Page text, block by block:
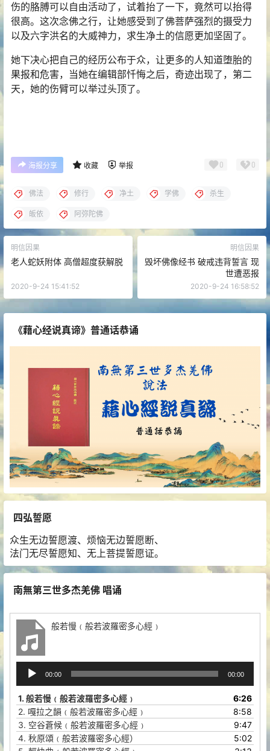
伤的胳膊可以自由活动了，试着抬了一下，竟然可以抬得
很高。这次念佛之行，让她感受到了佛菩萨强烈的摄受力
以及六字洪名的大威神力，求生净土的信愿更加坚固了。
她下决心把自己的经历公布于众，让更多的人知道堕胎的
果报和危害，当她在编辑部忏悔之后，奇迹出现了，第二
天，她的伤臂可以举过头顶了。
海报分享 收藏 举报 0 0
佛法 修行 净土 学佛 杀生
皈依 阿弥陀佛
明信因果
老人蛇妖附体 高僧超度获解脱
2020-9-24 15:41:52
明信因果
毁坏佛像经书 破戒违背誓言 现
世遭恶报
2020-9-24 16:58:52
《藉心经说真谛》普通话恭诵
四弘誓愿
众生无边誓愿渡、烦恼无边誓愿断、
法门无尽誓愿知、无上菩提誓愿证。
南無第三世多杰羌佛 唱诵
般若慢﹙般若波羅密多心經﹚
播
放
器
00:00 00:00
1. 般若慢﹙般若波羅密多心經﹚
6:26
2. 嘎拉之韻﹙般若波羅密多心經﹚
8:58
3. 空谷蒼候﹙般若波羅密多心經﹚
9:47
4. 秋原頌﹙般若波羅密多心經）
5:02